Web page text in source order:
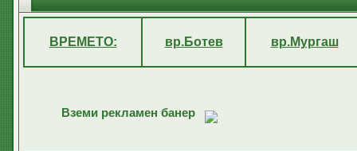
ВРЕМЕТО: вр.Ботев вр.Мургаш
Вземи рекламен банер